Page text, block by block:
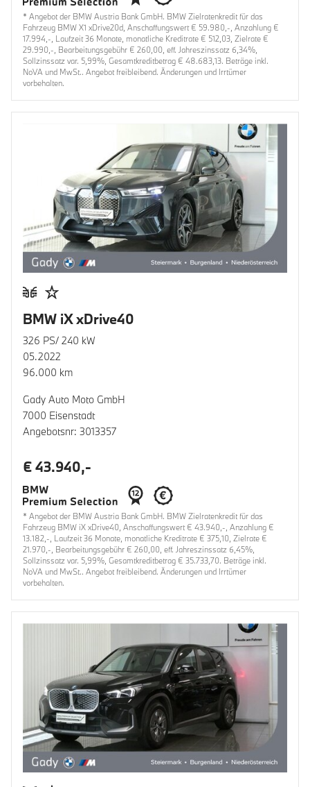
* Angebot der BMW Austria Bank GmbH. BMW Zielratenkredit für das
Fahrzeug BMW X1 xDrive20d, Anschaffungswert € 59.980,-, Anzahlung €
17.994,-, Laufzeit 36 Monate, monatliche Kreditrate € 512,03, Zielrate €
29.990,-, Bearbeitungsgebühr € 260,00, eff. Jahreszinssatz 6,34%,
Sollzinssatz var. 5,99%, Gesamtkreditbetrag € 48.683,13. Beträge inkl.
NoVA und MwSt.. Angebot freibleibend. Änderungen und Irrtümer
vorbehalten.
BMW iX xDrive40
326 PS/ 240 kW
05.2022
96.000 km
Gady Auto Moto GmbH
7000 Eisenstadt
Angebotsnr: 3013357
€ 43.940,-
* Angebot der BMW Austria Bank GmbH. BMW Zielratenkredit für das
Fahrzeug BMW iX xDrive40, Anschaffungswert € 43.940,-, Anzahlung €
13.182,-, Laufzeit 36 Monate, monatliche Kreditrate € 375,10, Zielrate €
21.970,-, Bearbeitungsgebühr € 260,00, eff. Jahreszinssatz 6,45%,
Sollzinssatz var. 5,99%, Gesamtkreditbetrag € 35.733,70. Beträge inkl.
NoVA und MwSt.. Angebot freibleibend. Änderungen und Irrtümer
vorbehalten.